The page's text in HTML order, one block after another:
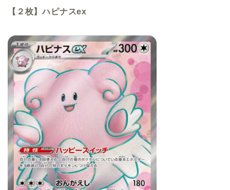
【２枚】ハピナスex